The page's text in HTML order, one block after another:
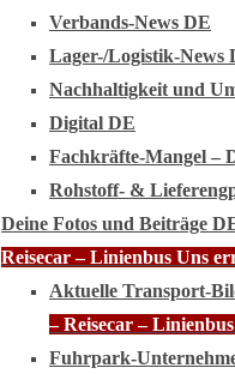
Verbands-News DE
Lager-/Logistik-News
Nachhaltigkeit und
Digital DE
Fachkräfte-Mangel –
Rohstoff- &
Deine Fotos und Beiträge
Reisecar – Linienbus Uns
Aktuelle Transport-
– Reisecar –
Fuhrpark-